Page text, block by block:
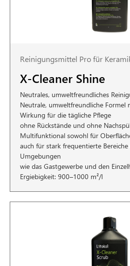
Reinigungsmittel Pro für
X-Cleaner Shine
Neutrales, umweltfreundliches
Neutrale, umweltfreundliche Formel
Wirkung für die tägliche Pflege
ohne Rückstände und ohne
Multifunktional sowohl für
auch für stark frequentierte
Umgebungen
wie das Gastgewerbe und den
Ergiebigkeit: 900–1000 m²/l